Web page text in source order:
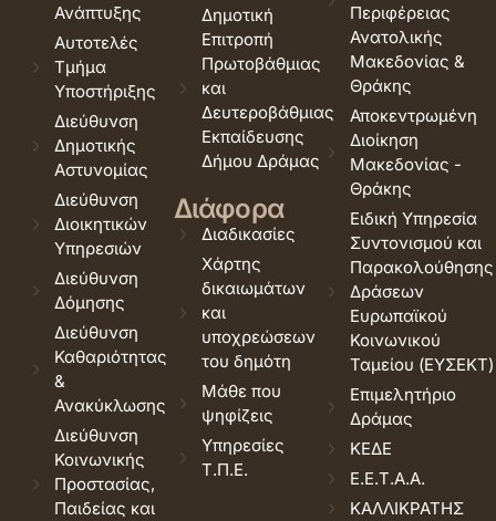
Ανάπτυξης
Αυτοτελές
Τμήμα
Υποστήριξης
Διεύθυνση
Δημοτικής
Αστυνομίας
Διεύθυνση
Διοικητικών
Υπηρεσιών
Διεύθυνση
Δόμησης
Διεύθυνση
Καθαριότητας
&
Ανακύκλωσης
Διεύθυνση
Κοινωνικής
Προστασίας,
Παιδείας και
Δημοτική
Επιτροπή
Πρωτοβάθμιας
και
Δευτεροβάθμιας
Εκπαίδευσης
Δήμου Δράμας
Διάφορα
Διαδικασίες
Χάρτης
δικαιωμάτων
και
υποχρεώσεων
του δημότη
Μάθε που
ψηφίζεις
Υπηρεσίες
Τ.Π.Ε.
Περιφέρειας
Ανατολικής
Μακεδονίας &
Θράκης
Αποκεντρωμένη
Διοίκηση
Μακεδονίας -
Θράκης
Ειδική Υπηρεσία
Συντονισμού και
Παρακολούθησης
Δράσεων
Ευρωπαϊκού
Κοινωνικού
Ταμείου (ΕΥΣΕΚΤ)
Επιμελητήριο
Δράμας
ΚΕΔΕ
Ε.Ε.Τ.Α.Α.
ΚΑΛΛΙΚΡΑΤΗΣ